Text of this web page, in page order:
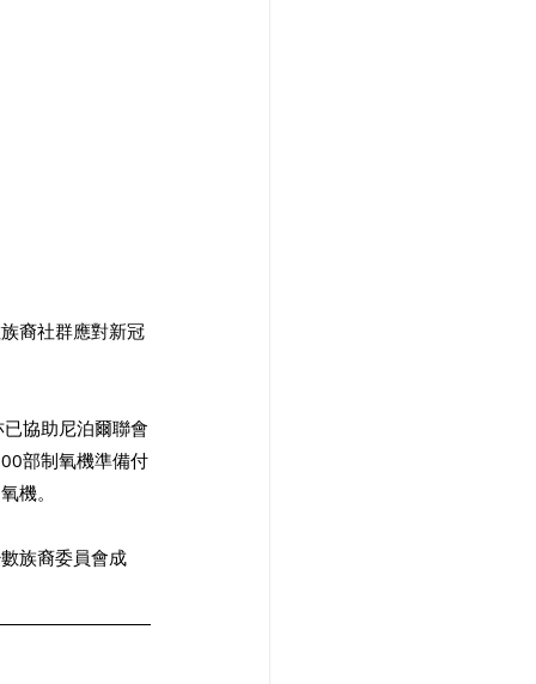
裔社群應對新冠
協助尼泊爾聯會
部制氧機準備付
機。
族裔委員會成